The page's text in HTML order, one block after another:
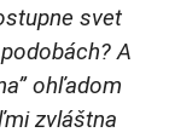
svet
A
ohľadom
zvláštna